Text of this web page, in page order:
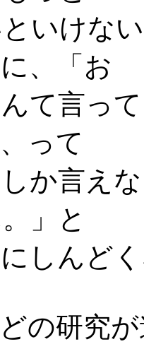
いけな
、「お
て言っ
って
か言え
」と
しんど
の研究が